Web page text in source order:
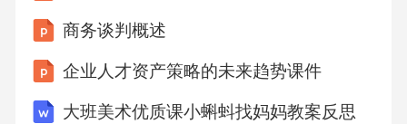
商务谈判概述
企业人才资产策略的未来趋势课件
大班美术优质课小蝌蚪找妈妈教案反思